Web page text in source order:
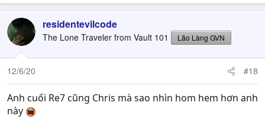
residentevilcode
The Lone Traveler from Vault 101 Lão Làng GVN
12/6/20 #18
Anh cuối Re7 cũng Chris mà sao nhìn hom hem hơn anh
này